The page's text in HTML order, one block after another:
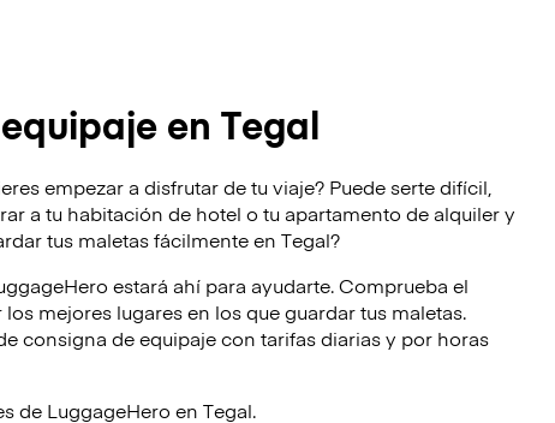
en Tegal
empezar a disfrutar de tu viaje? Puede serte difícil,
a tu habitación de hotel o tu apartamento de alquiler y
tus maletas fácilmente en Tegal?
estará ahí para ayudarte. Comprueba el
mejores lugares en los que guardar tus maletas.
consigna de equipaje con tarifas diarias y por horas
de LuggageHero en Tegal.